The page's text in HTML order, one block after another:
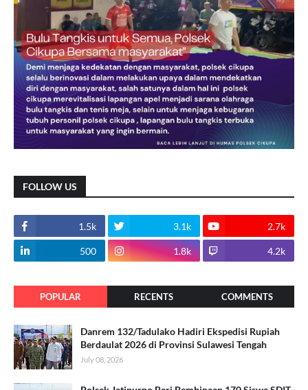
FOLLOW US
1.5k 3.1k 2.7k
500 1.8k 4.2k
POPULAR RECENTS COMMENTS
Danrem 132/Tadulako Hadiri Ekspedisi Rupiah
Berdaulat 2026 di Provinsi Sulawesi Tengah
July 08, 2026